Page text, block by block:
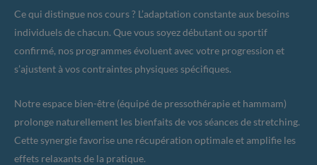
Ce qui distingue nos cours ? L’adaptation constante aux besoins
individuels de chacun. Que vous soyez débutant ou sportif
confirmé, nos programmes évoluent avec votre progression et
s’ajustent à vos contraintes physiques spécifiques.
Notre espace bien-être (équipé de pressothérapie et hammam)
prolonge naturellement les bienfaits de vos séances de stretching.
Cette synergie favorise une récupération optimale et amplifie les
effets relaxants de la pratique.